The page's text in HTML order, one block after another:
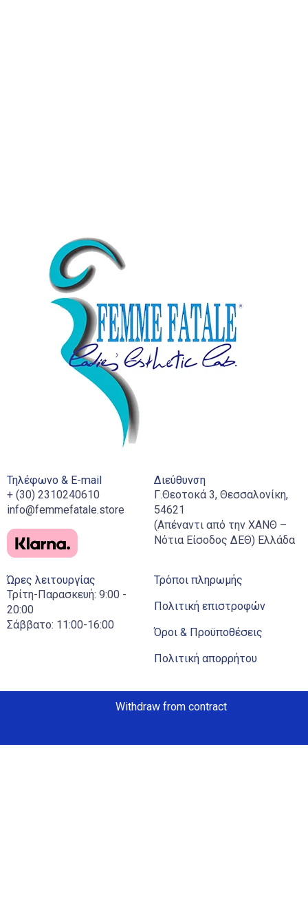
Τηλέφωνο & E-mail
+ (30) 2310240610
info@femmefatale.store
Διεύθυνση
Γ.Θεοτοκά 3, Θεσσαλονίκη,
54621
(Απέναντι από την ΧΑΝΘ –
Νότια Είσοδος ΔΕΘ) Ελλάδα
Ώρες λειτουργίας
Τρίτη-Παρασκευή: 9:00 -
20:00
Σάββατο: 11:00-16:00
Τρόποι πληρωμής
Πολιτική επιστροφών
Όροι & Προϋποθέσεις
Πολιτική απορρήτου
Withdraw from contract